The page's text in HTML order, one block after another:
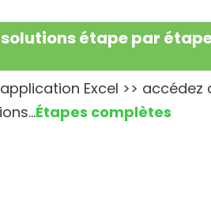
solutions étape par
Excel >> accédez
Étapes complètes